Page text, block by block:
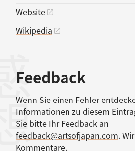
Website
Wikipedia
Feedback
Wenn Sie einen Fehler
Informationen zu diesem
Sie bitte Ihr Feedback an
feedback@artsofjapan.com.
Kommentare.